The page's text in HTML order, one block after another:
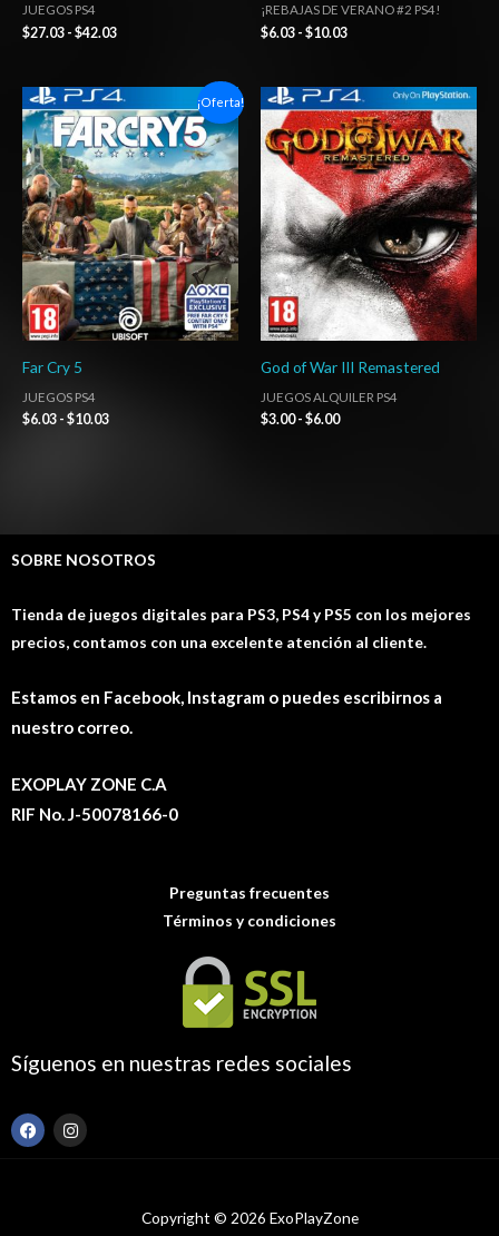
JUEGOS PS4
$27.03 - $42.03
¡REBAJAS DE VERANO #2 PS4!
$6.03 - $10.03
¡Oferta!
Far Cry 5
JUEGOS PS4
$6.03 - $10.03
Rango
de
precios:
desde
$6.03
hasta
$10.03
God of War III Remastered
JUEGOS ALQUILER PS4
$3.00 - $6.00
Rango
de
precios:
desde
$3.00
hasta
$6.00
SOBRE NOSOTROS
Tienda de juegos digitales para PS3, PS4 y PS5 con los mejores
precios, contamos con una excelente atención al cliente.
Estamos en Facebook, Instagram o puedes escribirnos a
nuestro correo.
EXOPLAY ZONE C.A
RIF No. J-50078166-0
Preguntas frecuentes
Términos y condiciones
Síguenos en nuestras redes sociales
F
a
I
n
Copyright © 2026 ExoPlayZone